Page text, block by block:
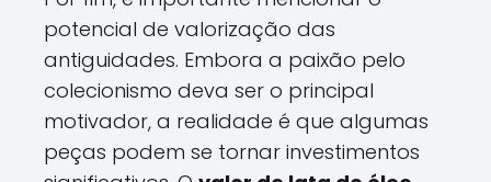
potencial de valorização das
antiguidades. Embora a paixão pelo
colecionismo deva ser o principal
motivador, a realidade é que algumas
peças podem se tornar investimentos